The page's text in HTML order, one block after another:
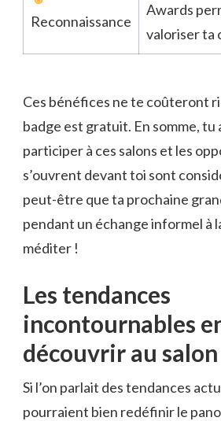
Reconnaissance
Awards
valoriser ta
Ces bénéfices ne te coûteront
badge est gratuit. En somme, tu
participer à ces salons et les
s’ouvrent devant toi sont
peut-être que ta prochaine
pendant un échange informel à
méditer !
Les tendances
incontournables
découvrir au salon
Si l’on parlait des tendances
pourraient bien redéfinir le